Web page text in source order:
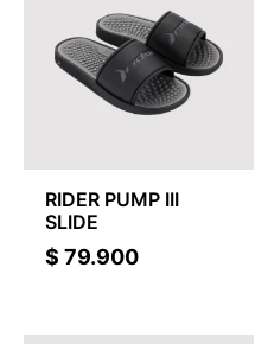
RIDER PUMP III
SLIDE
$ 79.900